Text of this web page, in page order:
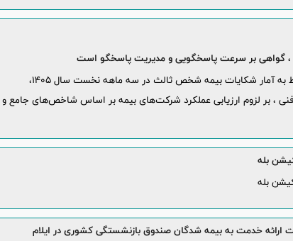
، گواهی بر سرعت پاسخگویی و مدیریت پاسخگو است
در پی انتشار گزارش‌های مربوط به آمار شکایات بیمه شخص ثالث در سه ماهه نخست سال ۱۴۰۵،
، بر لزوم ارزیابی عملکرد شرکت‌های بیمه بر اساس شاخص‌های جامع و
بله
بله
خدمت به بیمه شدگان صندوق بازنشستگی کشوری در ایلام